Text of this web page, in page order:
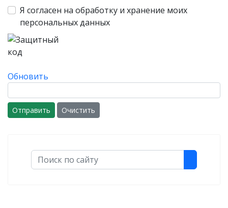
Я согласен на обработку и хранение моих
персональных данных
Обновить
Отправить Очистить
Поиск